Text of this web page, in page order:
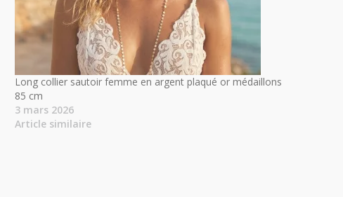
Long collier sautoir femme en argent plaqué or médaillons
85 cm
3 mars 2026
Article similaire